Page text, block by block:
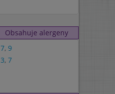
Obsahuje alergeny
7, 9
3, 7